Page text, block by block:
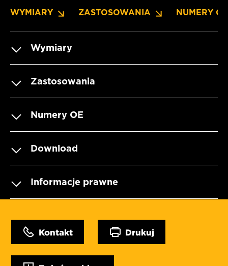
WYMIARY ZASTOSOWANIA NUMERY OE
Wymiary
Zastosowania
Numery OE
Download
Informacje prawne
Kontakt Drukuj